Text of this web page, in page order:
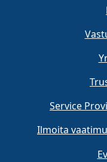
Service
Ilmoita